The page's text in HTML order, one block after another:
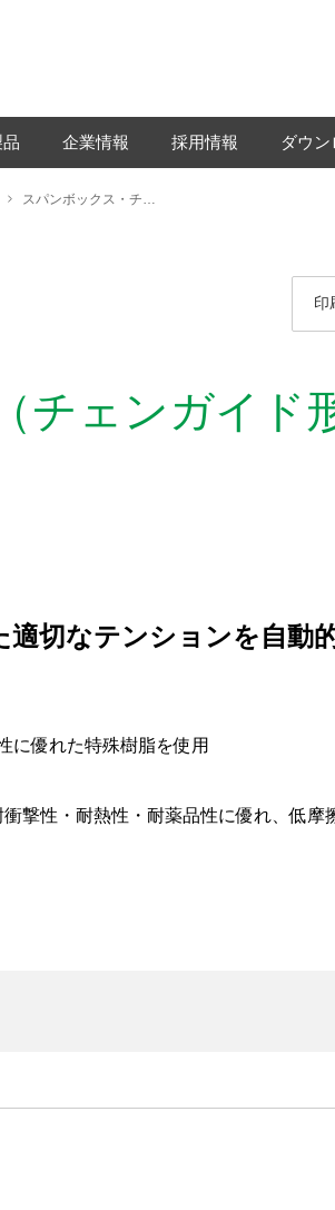
企業情報 採用情報 ダウ
スパンボックス・チェンガイド
チェンガイド
印
適切なテンションを自動
に優れた特殊樹脂を使用
撃性・耐熱性・耐薬品性に優れ、低摩